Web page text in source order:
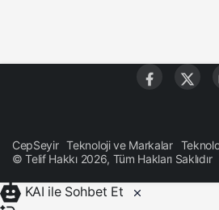
CepSeyir Teknoloji ve Markalar
© Telif Hakkı 2026, Tüm Hakları Saklıdır
KAI ile Sohbet Et